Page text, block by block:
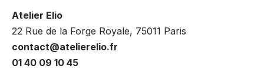
Atelier Elio
22 Rue de la Forge Royale, 75011 Paris
contact@atelierelio.fr
01 40 09 10 45